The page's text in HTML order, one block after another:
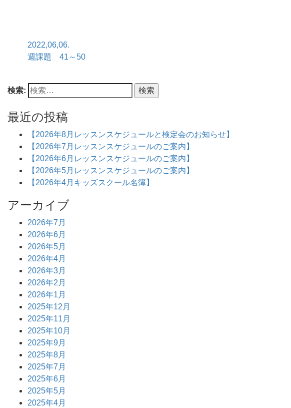
2022,06,06.
週課題 41～50
検索:
最近の投稿
【2026年8月レッスンスケジュールと検定会のお知らせ】
【2026年7月レッスンスケジュールのご案内】
【2026年6月レッスンスケジュールのご案内】
【2026年5月レッスンスケジュールのご案内】
【2026年4月キッズスクール名簿】
アーカイブ
2026年7月
2026年6月
2026年5月
2026年4月
2026年3月
2026年2月
2026年1月
2025年12月
2025年11月
2025年10月
2025年9月
2025年8月
2025年7月
2025年6月
2025年5月
2025年4月